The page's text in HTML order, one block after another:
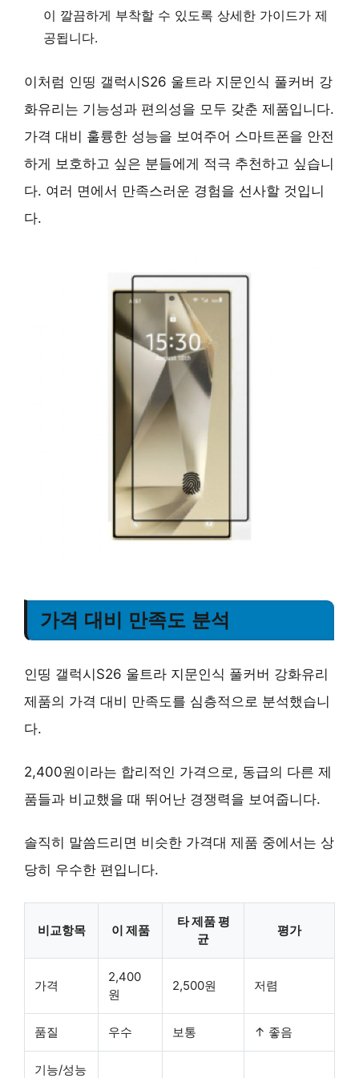
이 깔끔하게 부착할 수 있도록 상세한 가이드가 제
공됩니다.
이처럼 인띵 갤럭시S26 울트라 지문인식 풀커버 강
화유리는 기능성과 편의성을 모두 갖춘 제품입니다.
가격 대비 훌륭한 성능을 보여주어 스마트폰을 안전
하게 보호하고 싶은 분들에게 적극 추천하고 싶습니
다. 여러 면에서 만족스러운 경험을 선사할 것입니
다.
가격 대비 만족도 분석
인띵 갤럭시S26 울트라 지문인식 풀커버 강화유리
제품의 가격 대비 만족도를 심층적으로 분석했습니
다.
2,400원이라는 합리적인 가격으로, 동급의 다른 제
품들과 비교했을 때 뛰어난 경쟁력을 보여줍니다.
솔직히 말씀드리면 비슷한 가격대 제품 중에서는 상
당히 우수한 편입니다.
비교항목 이 제품
타 제품 평
균
평가
가격
2,400
원
2,500원 저렴
품질 우수 보통 ↑ 좋음
기능/성능